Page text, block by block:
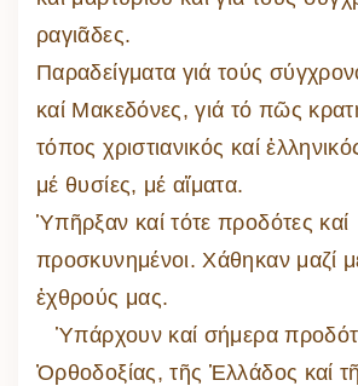
ραγιᾶδες.
Παραδείγματα γιά τούς
καί Μακεδόνες, γιά τό πῶς
τόπος χριστιανικός καί
μέ θυσίες, μέ αἵματα.
Ὑπῆρξαν καί τότε προδότες καί
προσκυνημένοι. Χάθηκαν μαζί
ἐχθρούς μας.
Ὑπάρχουν καί σήμερα
Ὀρθοδοξίας, τῆς Ἑλλάδος καί